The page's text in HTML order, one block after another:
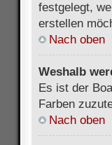
festgelegt,
erstellen
Nach oben
Weshalb
Es ist der
Farben
Nach oben